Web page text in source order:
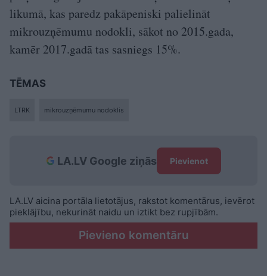
likumā, kas paredz pakāpeniski palielināt
mikrouzņēmumu nodokli, sākot no 2015.gada,
kamēr 2017.gadā tas sasniegs 15%.
TĒMAS
LTRK mikrouzņēmumu nodoklis
LA.LV Google ziņās Pievienot
LA.LV aicina portāla lietotājus, rakstot komentārus, ievērot
pieklājību, nekurināt naidu un iztikt bez rupjībām.
Pievieno komentāru